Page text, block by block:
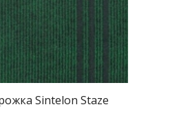
Sintelon Staze